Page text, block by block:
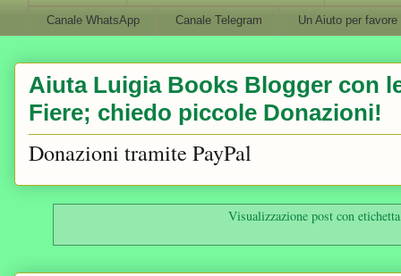
Canale WhatsApp Canale Telegram Un Aiuto per favore
Aiuta Luigia Books Blogger con
Fiere; chiedo piccole Donazioni!
Donazioni tramite PayPal
Visualizzazione post con